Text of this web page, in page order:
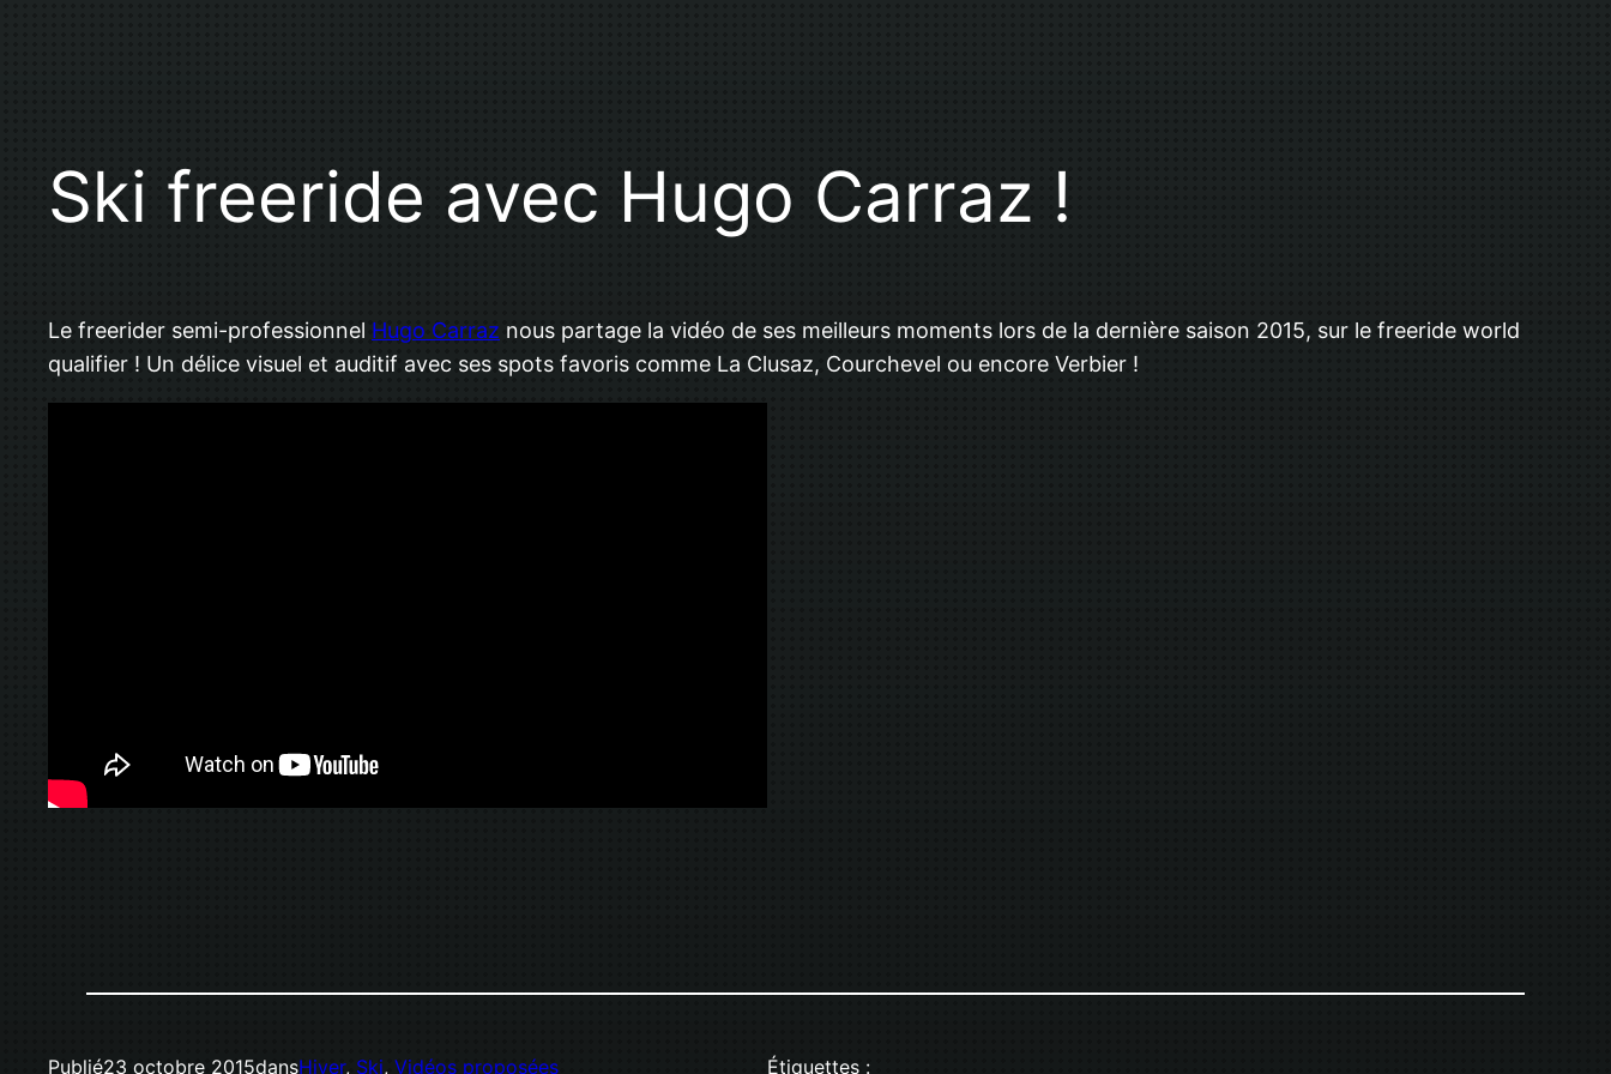
Ski freeride avec Hugo Carraz !
Le freerider semi-professionnel Hugo Carraz nous partage la vidéo de ses meilleurs moments lors de la dernière saison 2015, sur le freeride world
qualifier ! Un délice visuel et auditif avec ses spots favoris comme La Clusaz, Courchevel ou encore Verbier !
Publié23 octobre 2015dansHiver, Ski, Vidéos proposées Étiquettes :